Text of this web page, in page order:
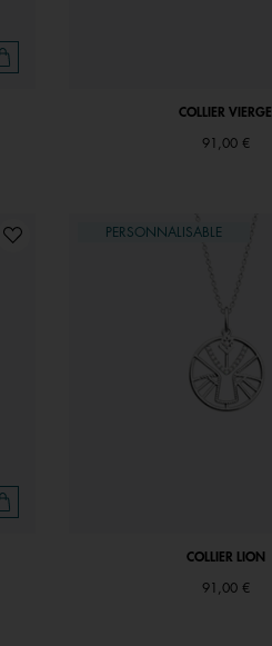
COLLIER VIERGE
91,00 €
PERSONNALISABLE
COLLIER LION
91,00 €